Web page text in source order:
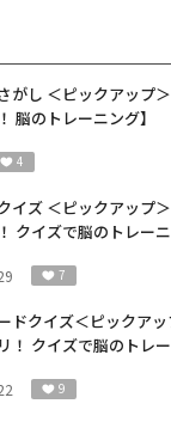
がし ＜ピックアップ
脳のトレーニング】
4
イズ ＜ピックアップ
クイズで脳のトレーニ
7
ドクイズ＜ピックア
！ クイズで脳のトレー
9